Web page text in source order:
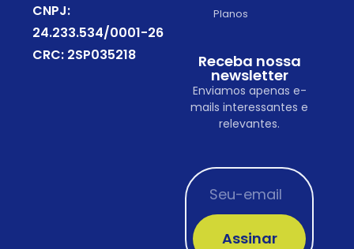
CNPJ:
24.233.534/0001-26
CRC: 2SP035218
Planos
Receba nossa
newsletter
Enviamos apenas e-
mails interessantes e
relevantes.
Assinar